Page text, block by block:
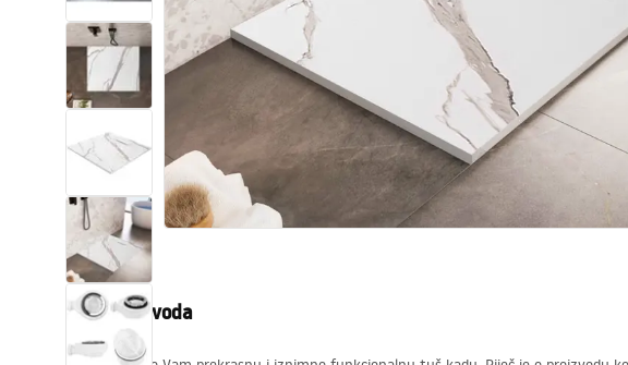
Kade i paravani
Miješalice, pipe, slavine
Tuševi
Kuhinja
Pribor i kupaonski namještaj
Opis proizvoda